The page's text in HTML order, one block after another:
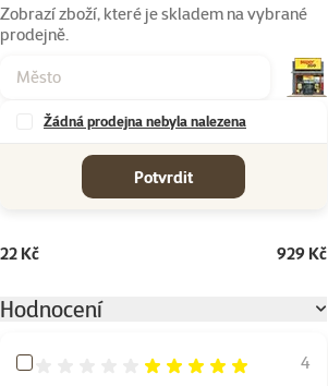
Zobrazí zboží, které je skladem na vybrané
prodejně.
Žádná prodejna nebyla nalezena
Potvrdit
22 Kč 929 Kč
Hodnocení
Hodnocení 100%
4